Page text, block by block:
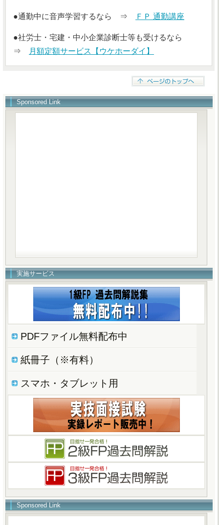
●通勤中に音声学習するなら ⇒ ＦＰ 通勤講座
●社労士・宅建・中小企業診断士等も受けるなら
⇒
月額定額サービス【ウケホーダイ】
Sponsored Link
実施サービス
PDFファイル無料配布中
紙冊子（※有料）
スマホ・タブレット用
Sponsored Link